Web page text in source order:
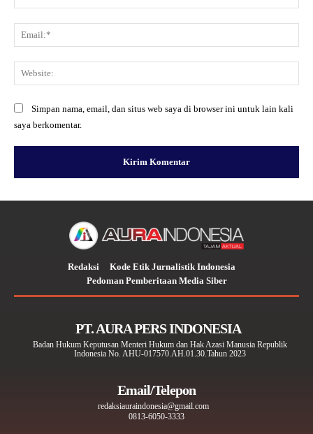
Simpan nama, email, dan situs web saya di browser ini untuk lain kali
saya berkomentar.
Redaksi
Kode Etik Jurnalistik Indonesia
Pedoman Pemberitaan Media Siber
PT. AURA PERS INDONESIA
Badan Hukum Keputusan Menteri Hukum dan Hak Azasi Manusia Republik
Indonesia No. AHU-017570.AH.01.30.Tahun 2023
Email/Telepon
redaksiauraindonesia@gmail.com
0813-6050-3333